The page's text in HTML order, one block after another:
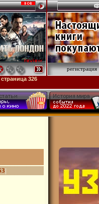
326
регистрация
|